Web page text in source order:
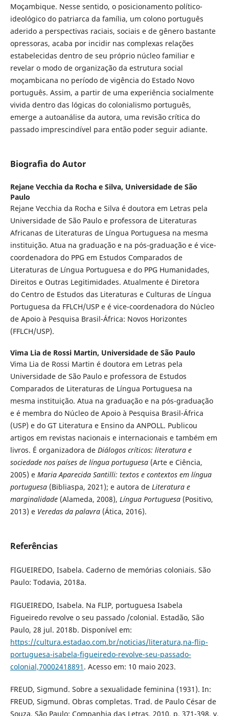
Moçambique. Nesse sentido, o posicionamento político-
ideológico do patriarca da família, um colono português
aderido a perspectivas raciais, sociais e de gênero bastante
opressoras, acaba por incidir nas complexas relações
estabelecidas dentro de seu próprio núcleo familiar e
revelar o modo de organização da estrutura social
moçambicana no período de vigência do Estado Novo
português. Assim, a partir de uma experiência socialmente
vivida dentro das lógicas do colonialismo português,
emerge a autoanálise da autora, uma revisão crítica do
passado imprescindível para então poder seguir adiante.
Biografia do Autor
Rejane Vecchia da Rocha e Silva, Universidade de São
Paulo
Rejane Vecchia da Rocha e Silva é doutora em Letras pela
Universidade de São Paulo e professora de Literaturas
Africanas de Literaturas de Língua Portuguesa na mesma
instituição. Atua na graduação e na pós-graduação e é vice-
coordenadora do PPG em Estudos Comparados de
Literaturas de Língua Portuguesa e do PPG Humanidades,
Direitos e Outras Legitimidades. Atualmente é Diretora
do Centro de Estudos das Literaturas e Culturas de Língua
Portuguesa da FFLCH/USP e é vice-coordenadora do Núcleo
de Apoio à Pesquisa Brasil-África: Novos Horizontes
(FFLCH/USP).
Vima Lia de Rossi Martin, Universidade de São Paulo
Vima Lia de Rossi Martin é doutora em Letras pela
Universidade de São Paulo e professora de Estudos
Comparados de Literaturas de Língua Portuguesa na
mesma instituição. Atua na graduação e na pós-graduação
e é membra do Núcleo de Apoio à Pesquisa Brasil-África
(USP) e do GT Literatura e Ensino da ANPOLL. Publicou
artigos em revistas nacionais e internacionais e também em
livros. É organizadora de Diálogos críticos: literatura e
sociedade nos países de língua portuguesa(Arte e Ciência,
2005) e Maria Aparecida Santilli: textos e contextos em língua
portuguesa (Bibliaspa, 2021); e autora de Literatura e
marginalidade(Alameda, 2008), Língua Portuguesa(Positivo,
2013) e Veredas da palavra(Ática, 2016).
Referências
FIGUEIREDO, Isabela. Caderno de memórias coloniais. São
Paulo: Todavia, 2018a.
FIGUEIREDO, Isabela. Na FLIP, portuguesa Isabela
Figueiredo revolve o seu passado /colonial. Estadão, São
Paulo, 28 jul. 2018b. Disponível em:
https://cultura.estadao.com.br/noticias/literatura,na-flip-
portuguesa-isabela-figueiredo-revolve-seu-passado-
colonial,70002418891 . Acesso em: 10 maio 2023.
FREUD, Sigmund. Sobre a sexualidade feminina (1931). In:
FREUD, Sigmund. Obras completas. Trad. de Paulo César de
Souza. São Paulo: Companhia das Letras, 2010, p. 371-398. v.